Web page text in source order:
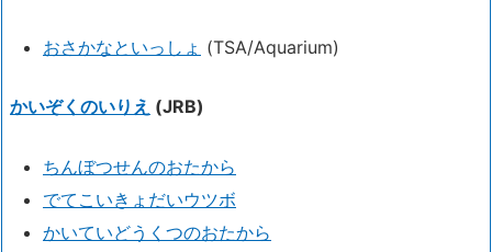
おさかなといっしょ (TSA/Aquarium)
かいぞくのいりえ (JRB)
ちんぼつせんのおたから
でてこいきょだいウツボ
かいていどうくつのおたから